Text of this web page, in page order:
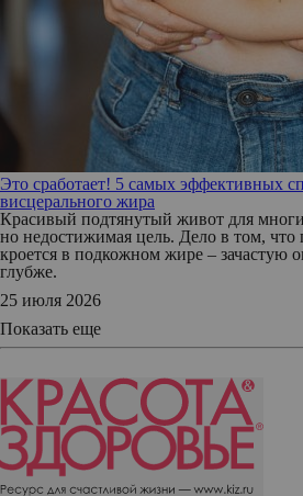
Это сработает! 5 самых эффективных
висцерального жира
Красивый подтянутый живот для
но недостижимая цель. Дело в том, что
кроется в подкожном жире – зачастую
глубже.
25 июля 2026
Показать еще